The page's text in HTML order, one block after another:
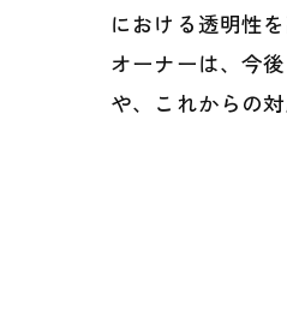
における透明性
オーナーは、今
や、これからの